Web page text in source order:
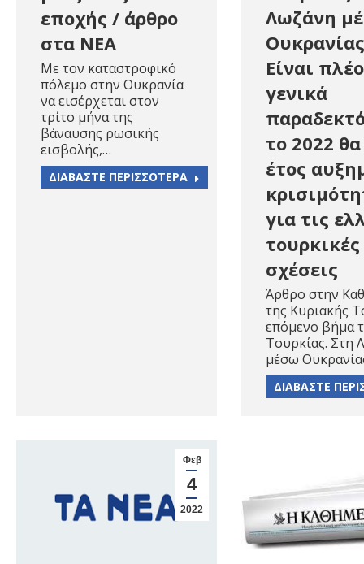
εποχής / άρθρο
στα ΝΕΑ
Με τον καταστροφικό
πόλεμο στην Ουκρανία
να εισέρχεται στον
τρίτο μήνα της
βάναυσης ρωσικής
εισβολής,…
ΔΙΑΒΑΣΤΕ ΠΕΡΙΣΣΟΤΕΡΑ
Λωζάνη
Είναι
γενικά
το 2022 θα
έτος
για τις
τουρκικές
σχέσεις
Άρθρο στην
της Κυριακής
επόμενο βήμα
Τουρκίας. Στη
μέσω
ΔΙΑΒΑΣΤΕ
Φεβ
4
2022